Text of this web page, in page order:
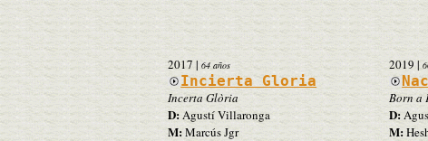
2017 | 64 años
Incierta Gloria
Incerta Glòria
D:Agustí Villaronga
M:Marcús Jgr
2019 |
Born a
D:
M: